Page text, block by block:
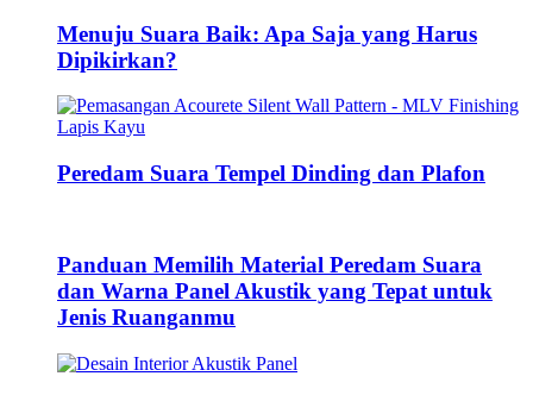
Menuju Suara Baik: Apa Saja yang Harus
Dipikirkan?
Peredam Suara Tempel Dinding dan Plafon
Panduan Memilih Material Peredam Suara
dan Warna Panel Akustik yang Tepat untuk
Jenis Ruanganmu